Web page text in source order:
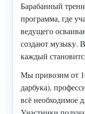
Барабанный
программа, где
ведущего
создают музыку.
каждый
Мы привозим от
дарбука),
всё необходимое